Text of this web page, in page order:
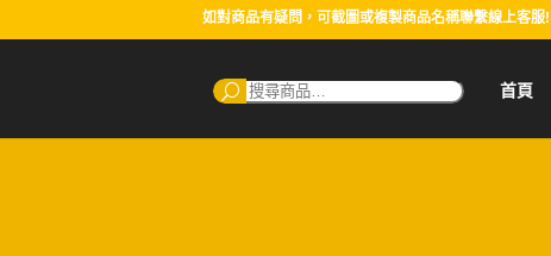
如對商品有疑問，可截圖或複製商品名稱聯繫線上客
搜
尋：
首頁